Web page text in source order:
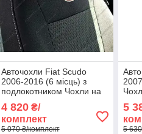
Авточохли Fiat Scudo
2006-2016 (6 місць) з
подлокотником Чохли на
4 820₴/
комплект
5 070 ₴/комплект
5
5